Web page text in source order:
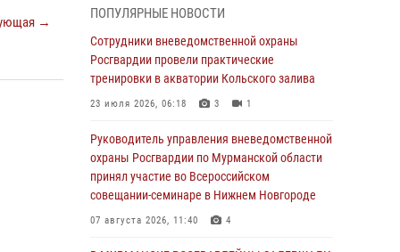
→
пресекли хулиганские действия дебошира на
автозаправочной станции
03 августа 2026, 11:10
Сотрудники Росгвардии провели инструктаж
членов избирательных комиссий в
преддверии выборов
31 июля 2026, 08:43 3
Мурманские росгвардейцы задержали
ПОПУЛЯРНЫЕ НОВОСТИ
Сотрудники вневедомственной охраны
Росгвардии провели практические
тренировки в акватории Кольского залива
23 июля 2026, 06:18 3 1
Руководитель управления вневедомственной
охраны Росгвардии по Мурманской области
принял участие во Всероссийском
совещании-семинаре в Нижнем Новгороде
07 августа 2026, 11:40 4